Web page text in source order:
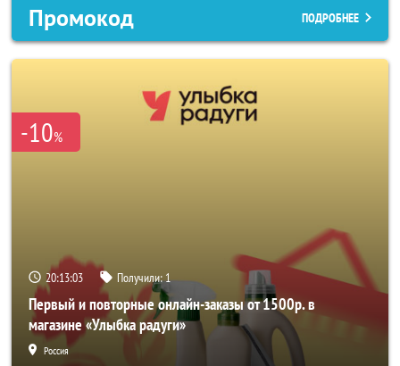
Промокод ПОДРОБНЕЕ
-10%
20:13:02 Получили:1
Первый и повторные онлайн-заказы от 1500р. в
магазине «Улыбка радуги»
Россия